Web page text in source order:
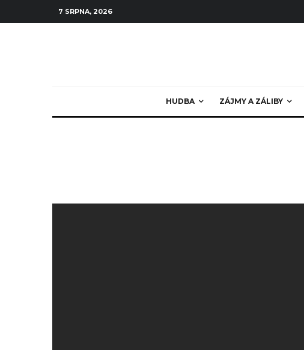
7 SRPNA, 2026
HUDBA ZÁJMY A ZÁLIBY